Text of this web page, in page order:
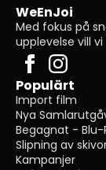
WeEnJoi
Med fokus på
upplevelse vill
Populärt
Import film
Nya
Begagnat - Blu-
Slipning av
Kampanjer